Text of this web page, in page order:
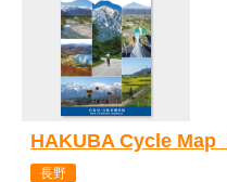
HAKUBA Cycle Map
長野